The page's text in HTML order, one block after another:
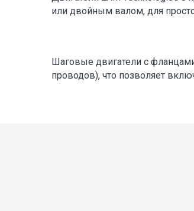
или двойным валом, для
Шаговые двигатели с
проводов), что позволяет